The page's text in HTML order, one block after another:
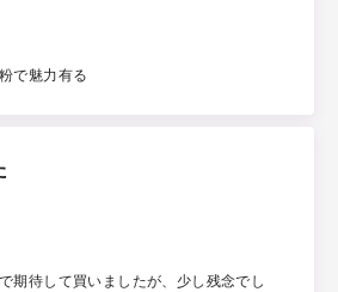
で魅力有る
期待して買いましたが、少し残念でし